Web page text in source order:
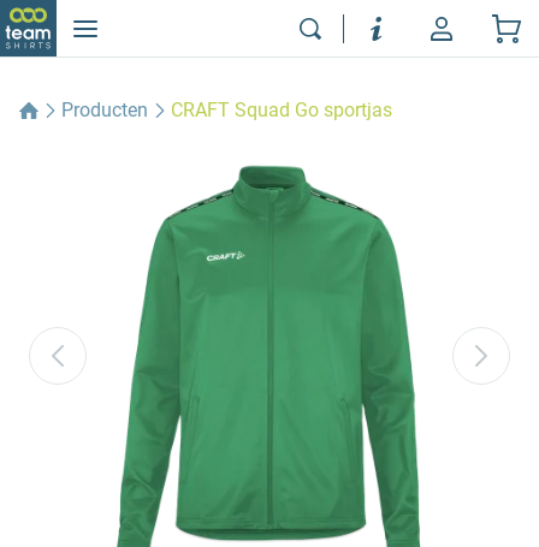
Producten CRAFT Squad Go sportjas